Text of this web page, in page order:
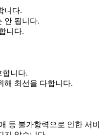
니다.
안 됩니다.
니다.
합니다.
해 최선을 다합니다.
등 불가항력으로 인한 서비